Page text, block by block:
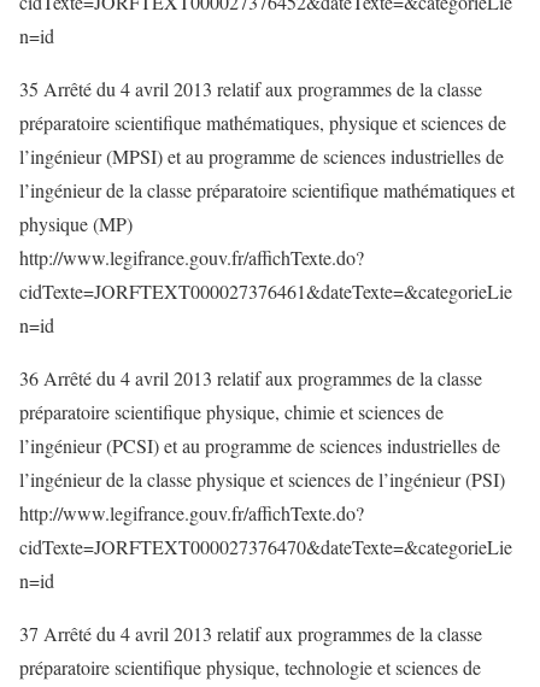
n=id
35 Arrêté du 4 avril 2013 relatif aux programmes de la classe
préparatoire scientifique mathématiques, physique et sciences de
l’ingénieur (MPSI) et au programme de sciences industrielles de
l’ingénieur de la classe préparatoire scientifique mathématiques et
physique (MP)
http://www.legifrance.gouv.fr/affichTexte.do?
cidTexte=JORFTEXT000027376461&dateTexte=&categorieLie
n=id
36 Arrêté du 4 avril 2013 relatif aux programmes de la classe
préparatoire scientifique physique, chimie et sciences de
l’ingénieur (PCSI) et au programme de sciences industrielles de
l’ingénieur de la classe physique et sciences de l’ingénieur (PSI)
http://www.legifrance.gouv.fr/affichTexte.do?
cidTexte=JORFTEXT000027376470&dateTexte=&categorieLie
n=id
37 Arrêté du 4 avril 2013 relatif aux programmes de la classe
préparatoire scientifique physique, technologie et sciences de